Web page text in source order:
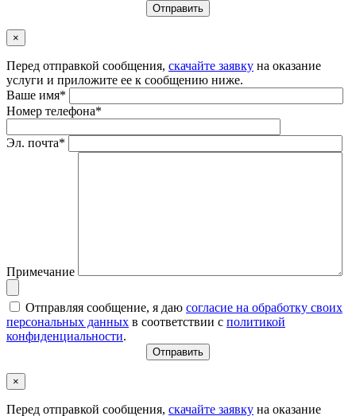
×
Перед отправкой сообщения, скачайте заявку на оказание
услуги и приложите ее к сообщению ниже.
Ваше имя*
Номер телефона*
Эл. почта*
Примечание
Отправляя сообщение, я даю согласие на обработку своих
персональных данных в соответствии с политикой
конфиденциальности.
×
Перед отправкой сообщения, скачайте заявку на оказание